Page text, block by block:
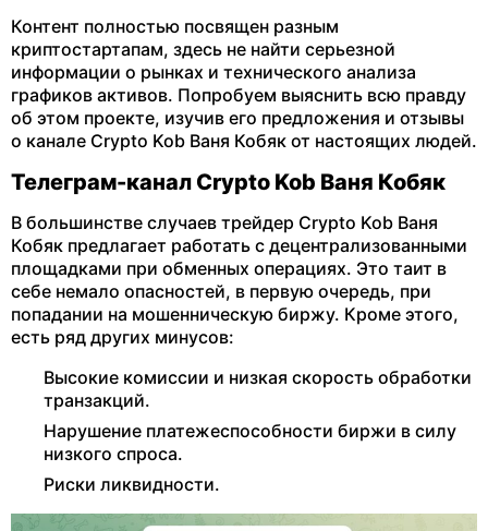
Контент полностью посвящен разным
криптостартапам, здесь не найти серьезной
информации о рынках и технического анализа
графиков активов. Попробуем выяснить всю правду
об этом проекте, изучив его предложения и отзывы
о канале Crypto Kob Ваня Кобяк от настоящих людей.
Телеграм-канал Crypto Kob Ваня Кобяк
В большинстве случаев трейдер Crypto Kob Ваня
Кобяк предлагает работать с децентрализованными
площадками при обменных операциях. Это таит в
себе немало опасностей, в первую очередь, при
попадании на мошенническую биржу. Кроме этого,
есть ряд других минусов:
Высокие комиссии и низкая скорость обработки
транзакций.
Нарушение платежеспособности биржи в силу
низкого спроса.
Риски ликвидности.